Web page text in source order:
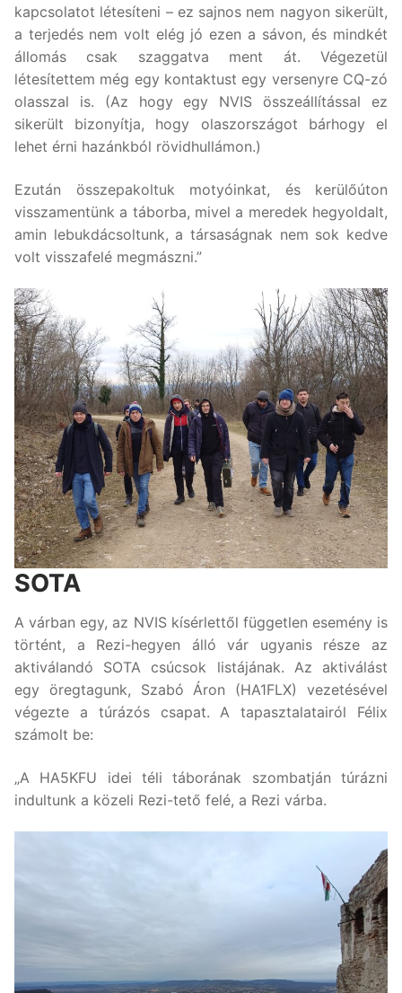
kapcsolatot létesíteni – ez sajnos nem nagyon sikerült,
a terjedés nem volt elég jó ezen a sávon, és mindkét
állomás csak szaggatva ment át. Végezetül
létesítettem még egy kontaktust egy versenyre CQ-zó
olasszal is. (Az hogy egy NVIS összeállítással ez
sikerült bizonyítja, hogy olaszországot bárhogy el
lehet érni hazánkból rövidhullámon.)
Ezután összepakoltuk motyóinkat, és kerülőúton
visszamentünk a táborba, mivel a meredek hegyoldalt,
amin lebukdácsoltunk, a társaságnak nem sok kedve
volt visszafelé megmászni.”
SOTA
A várban egy, az NVIS kísérlettől független esemény is
történt, a Rezi-hegyen álló vár ugyanis része az
aktiválandó SOTA csúcsok listájának. Az aktiválást
egy öregtagunk, Szabó Áron (HA1FLX) vezetésével
végezte a túrázós csapat. A tapasztalatairól Félix
számolt be:
„A HA5KFU idei téli táborának szombatján túrázni
indultunk a közeli Rezi-tető felé, a Rezi várba.